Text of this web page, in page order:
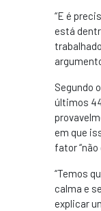
“E é
está
Segundo
últimos
em que
fator “não
“Temos
calma e
explicar